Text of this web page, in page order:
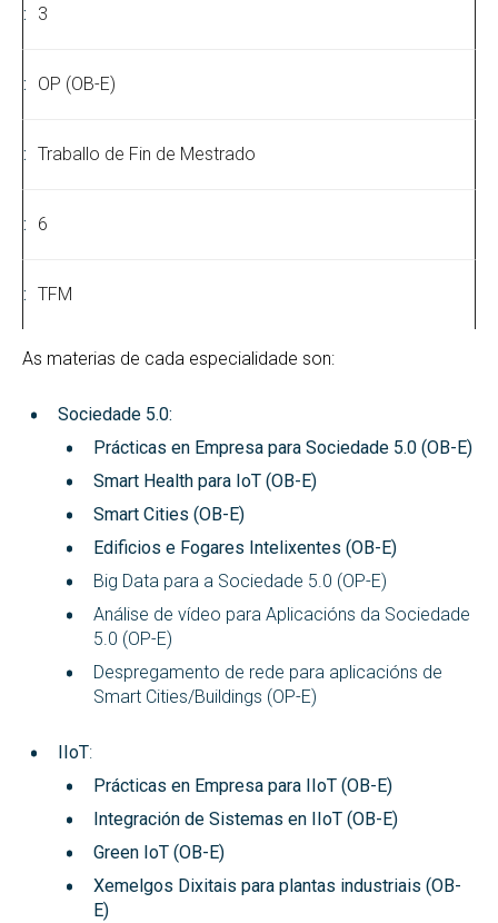
3
OP (OB-E)
Traballo de Fin de Mestrado
6
TFM
As materias de cada especialidade son:
Sociedade 5.0:
Prácticas en Empresa para Sociedade 5.0 (OB-E)
Smart Health para IoT (OB-E)
Smart Cities (OB-E)
Edificios e Fogares Intelixentes (OB-E)
Big Data para a Sociedade 5.0 (OP-E)
Análise de vídeo para Aplicacións da Sociedade
5.0 (OP-E)
Despregamento de rede para aplicacións de
Smart Cities/Buildings (OP-E)
IIoT:
Prácticas en Empresa para IIoT (OB-E)
Integración de Sistemas en IIoT (OB-E)
Green IoT (OB-E)
Xemelgos Dixitais para plantas industriais (OB-
E)